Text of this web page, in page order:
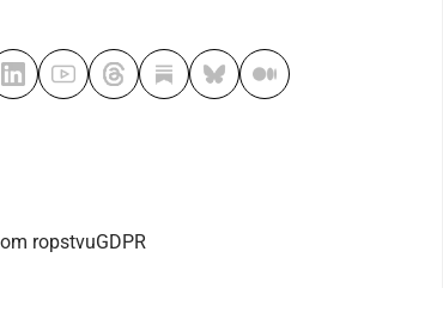
ropstvuGDPR